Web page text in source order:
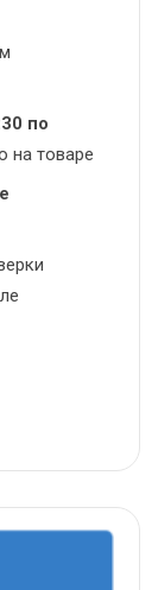
по
на товаре